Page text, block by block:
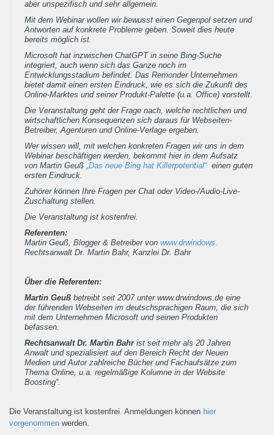
aber unspezifisch und sehr allgemein.
Mit dem Webinar wollen wir bewusst einen Gegenpol setzen und
Antworten auf konkrete Probleme geben. Soweit dies heute
bereits möglich ist.
Microsoft hat inzwischen ChatGPT in seine Bing-Suche
integriert, auch wenn sich das Ganze noch im
Entwicklungsstadium befindet. Das Remonder Unternehmen
bietet damit einen ersten Eindruck, wie es sich die Zukunft des
Online-Marktes und seiner Produkt-Palette (u.a. Office) vorstellt.
Die Veranstaltung geht der Frage nach, welche rechtlichen und
wirtschaftlichen Konsequenzen sich daraus für Webseiten-
Betreiber, Agenturen und Online-Verlage ergeben.
Wer wissen will, mit welchen konkreten Fragen wir uns in dem
Webinar beschäftigen werden, bekommt hier in dem Aufsatz
von Martin Geuß „Das neue Bing hat Killerpotential“einen guten
ersten Eindruck.
Zuhörer können Ihre Fragen per Chat oder Video-/Audio-Live-
Zuschaltung stellen.
Die Veranstaltung ist kostenfrei.
Referenten:
Martin Geuß, Blogger & Betreiber von www.drwindows.
Rechtsanwalt Dr. Martin Bahr, Kanzlei Dr. Bahr
Über die Referenten:
Martin Geuß betreibt seit 2007 unter www.drwindows.de eine
der führenden Webseiten im deutschsprachigen Raum, die sich
mit dem Unternehmen Microsoft und seinen Produkten
befassen.
Rechtsanwalt Dr. Martin Bahrist seit mehr als 20 Jahren
Anwalt und spezialisiert auf den Bereich Recht der Neuen
Medien und Autor zahlreiche Bücher und Fachaufsätze zum
Thema Online, u.a. regelmäßige Kolumne in der Website
Boosting“.
Die Veranstaltung ist kostenfrei. Anmeldungen können hier
vorgenommen werden.